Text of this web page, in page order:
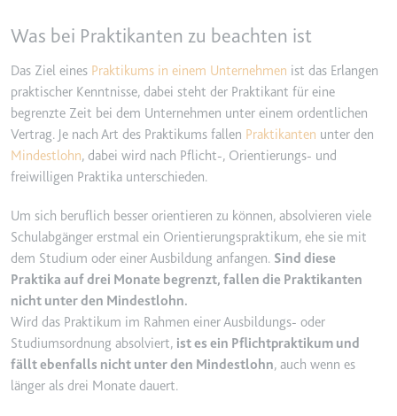
ServiceWorkerLogsDatabase#SWHealthLog
Zweck:
Notwendig für die Implementierung und
Ablauf:
Beständig
Typ:
IndexedDB
TESTCOOKIESENABLED
Anbieter:
youtube.com
Zweck:
Wird verwendet, um die Interaktion der
verfolgen.
Ablauf:
1 Tag
Typ:
HTTP-Cookie
Was bei Praktikanten zu beachten ist
Das Ziel eines Praktikums in einem Unternehmen ist das Erlangen
praktischer Kenntnisse, dabei steht der Praktikant für eine
begrenzte Zeit bei dem Unternehmen unter einem ordentlichen
Vertrag. Je nach Art des Praktikums fallen Praktikanten unter den
Mindestlohn, dabei wird nach Pflicht-, Orientierungs- und
freiwilligen Praktika unterschieden.
Um sich beruflich besser orientieren zu können, absolvieren viele
Schulabgänger erstmal ein Orientierungspraktikum, ehe sie mit
dem Studium oder einer Ausbildung anfangen. Sind diese
Praktika auf drei Monate begrenzt, fallen die Praktikanten
nicht unter den Mindestlohn.
Wird das Praktikum im Rahmen einer Ausbildungs- oder
Studiumsordnung absolviert, ist es ein Pflichtpraktikum und
fällt ebenfalls nicht unter den Mindestlohn, auch wenn es
länger als drei Monate dauert.